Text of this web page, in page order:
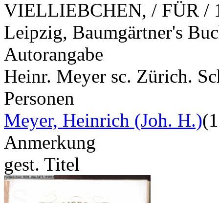
VIELLIEBCHEN, / FÜR /
Leipzig, Baumgärtner's
Autorangabe
Heinr. Meyer sc. Zürich.
Personen
Meyer, Heinrich (Joh. H.)
Anmerkung
gest. Titel